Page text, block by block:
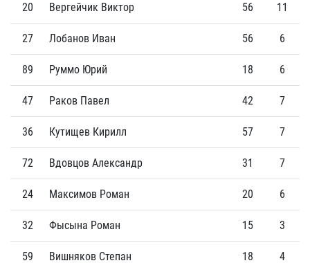
20 Вергейчик Виктор 56 11
27 Лобанов Иван 56 6
89 Руммо Юрий 18 6
47 Раков Павел 42 7
36 Кутищев Кирилл 57 7
72 Вдовцов Александр 31 7
24 Максимов Роман 20 6
32 Фысына Роман 15 3
59 Вишняков Степан 18 4